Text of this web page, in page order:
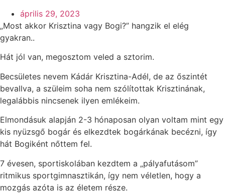
április 29, 2023
„Most akkor Krisztina vagy Bogi?” hangzik el elég
gyakran..
Hát jól van, megosztom veled a sztorim.
Becsületes nevem Kádár Krisztina-Adél, de az őszintét
bevallva, a szüleim soha nem szólítottak Krisztinának,
legalábbis nincsenek ilyen emlékeim.
Elmondásuk alapján 2-3 hónaposan olyan voltam mint egy
kis nyüzsgő bogár és elkezdtek bogárkának becézni, így
hát Bogiként nőttem fel.
7 évesen, sportiskolában kezdtem a „pályafutásom”
ritmikus sportgimnasztikán, így nem véletlen, hogy a
mozgás azóta is az életem része.